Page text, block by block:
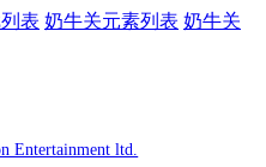
表 奶牛关元素列表 奶牛关
Entertainment ltd.